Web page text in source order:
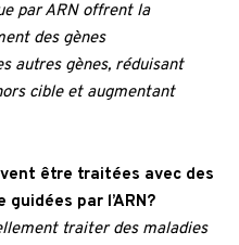
par ARN offrent la
des gènes
autres gènes, réduisant
cible et augmentant
être traitées avec des
par l’ARN?
traiter des maladies